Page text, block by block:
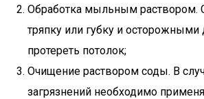
Обработка мыльным раствором.
тряпку или губку и
протереть потолок;
Очищение раствором соды. В
загрязнений необходимо